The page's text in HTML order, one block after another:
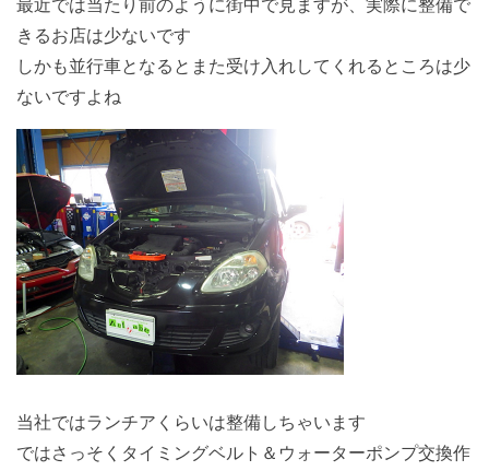
最近では当たり前のように街中で見ますが、実際に整備で
きるお店は少ないです
しかも並行車となるとまた受け入れしてくれるところは少
ないですよね
当社ではランチアくらいは整備しちゃいます
ではさっそくタイミングベルト＆ウォーターポンプ交換作